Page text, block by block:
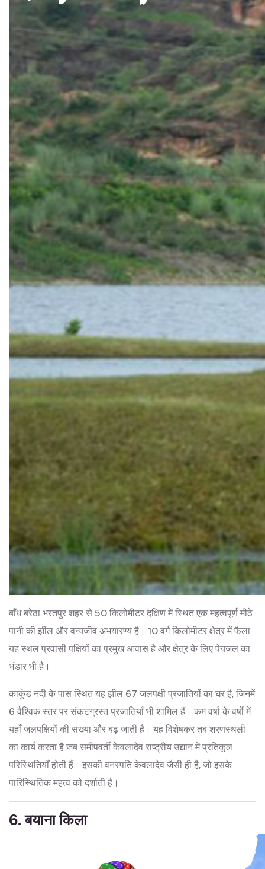
बाँध बरेठा भरतपुर शहर से 50 किलोमीटर दक्षिण में स्थित एक महत्वपूर्ण मीठे
पानी की झील और वन्यजीव अभयारण्य है। 10 वर्ग किलोमीटर क्षेत्र में फैला
यह स्थल प्रवासी पक्षियों का प्रमुख आवास है और क्षेत्र के लिए पेयजल का
भंडार भी है।
काकुंड नदी के पास स्थित यह झील 67 जलपक्षी प्रजातियों का घर है, जिनमें
6 वैश्विक स्तर पर संकटग्रस्त प्रजातियाँ भी शामिल हैं। कम वर्षा के वर्षों में
यहाँ जलपक्षियों की संख्या और बढ़ जाती है। यह विशेषकर तब शरणस्थली
का कार्य करता है जब समीपवर्ती केवलादेव राष्ट्रीय उद्यान में प्रतिकूल
परिस्थितियाँ होती हैं। इसकी वनस्पति केवलादेव जैसी ही है, जो इसके
पारिस्थितिक महत्व को दर्शाती है।
6. बयाना किला